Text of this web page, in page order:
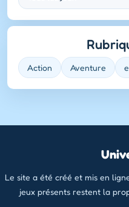
Action Aventure
Le site a été créé et mis en
jeux présents restent la